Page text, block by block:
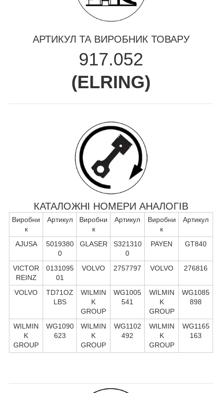
АРТИКУЛ ТА ВИРОБНИК ТОВАРУ
917.052
(ELRING)
КАТАЛОЖНІ НОМЕРИ АНАЛОГІВ
Виробни
к
Артикул
Виробни
к
Артикул
Виробни
к
Артикул
AJUSA
5019380
0
GLASER
S321310
0
PAYEN GT840
VICTOR
REINZ
0131095
01
VOLVO 2757797 VOLVO 276816
VOLVO
TD71OZ
LBS
WILMIN
K
GROUP
WG1005
541
WILMIN
K
GROUP
WG1085
898
WILMIN
K
GROUP
WG1090
623
WILMIN
K
GROUP
WG1102
492
WILMIN
K
GROUP
WG1165
163